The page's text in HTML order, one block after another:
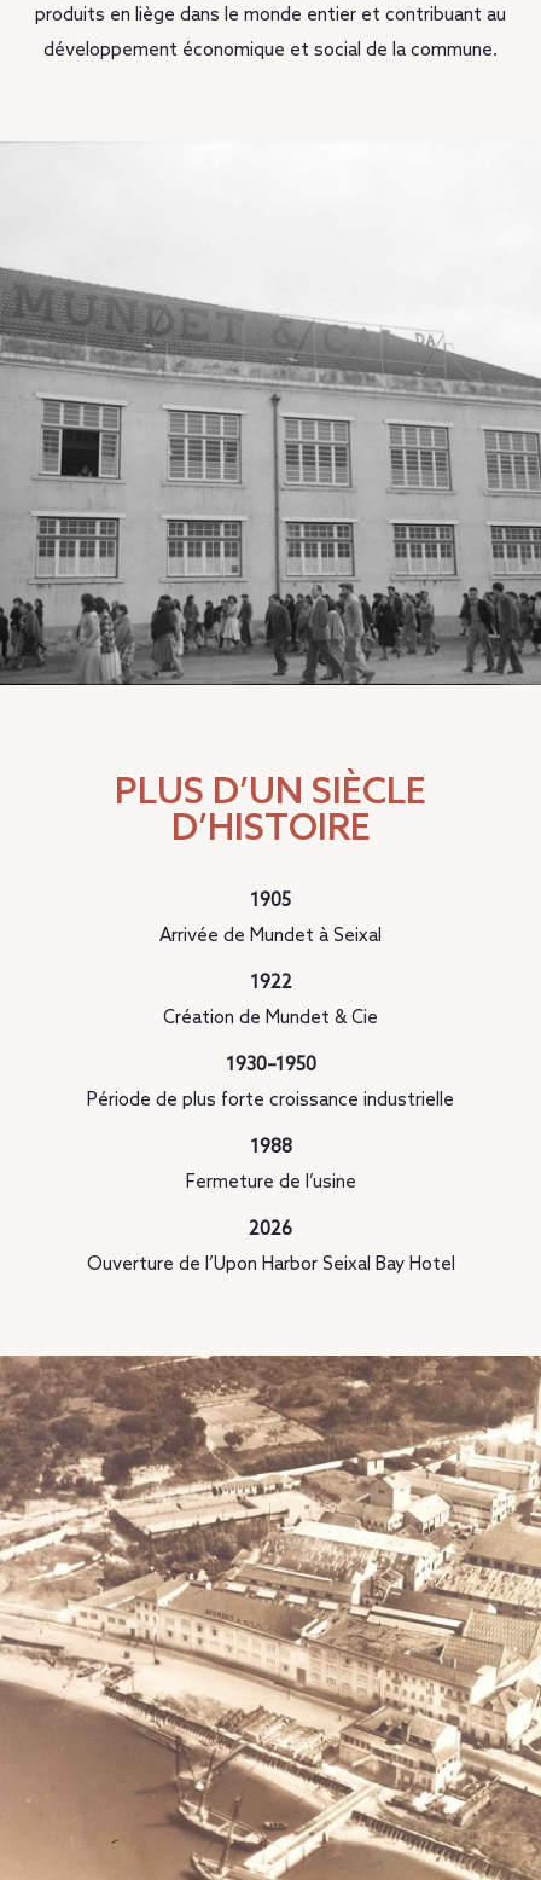
produits en liège dans le monde entier et contribuant au
développement économique et social de la commune.
PLUS D’UN SIÈCLE
D’HISTOIRE
1905
Arrivée de Mundet à Seixal
1922
Création de Mundet & Cie
1930–1950
Période de plus forte croissance industrielle
1988
Fermeture de l’usine
2026
Ouverture de l’Upon Harbor Seixal Bay Hotel